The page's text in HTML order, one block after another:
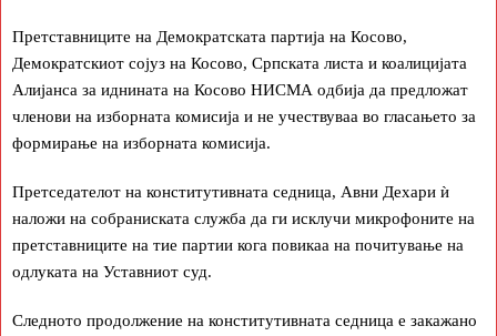
Претставниците на Демократската партија на Косово,
Демократскиот сојуз на Косово, Српската листа и коалицијата
Алијанса за иднината на Косово НИСМА одбија да предложат
членови на изборната комисија и не учествуваа во гласањето за
формирање на изборната комисија.
Претседателот на конститутивната седница, Авни Дехари ѝ
наложи на собраниската служба да ги исклучи микрофоните на
претставниците на тие партии кога повикаа на почитување на
одлуката на Уставниот суд.
Следното продолжение на конститутивната седница е закажано